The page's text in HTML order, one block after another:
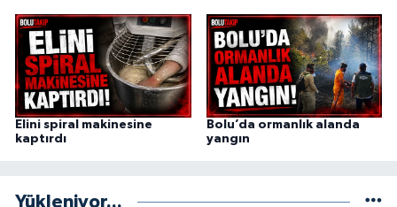
Elini spiral makinesine
kaptırdı
Bolu’da ormanlık alanda
yangın
Yükleniyor...